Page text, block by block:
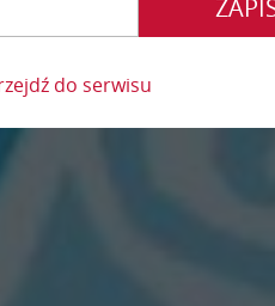
do serwisu